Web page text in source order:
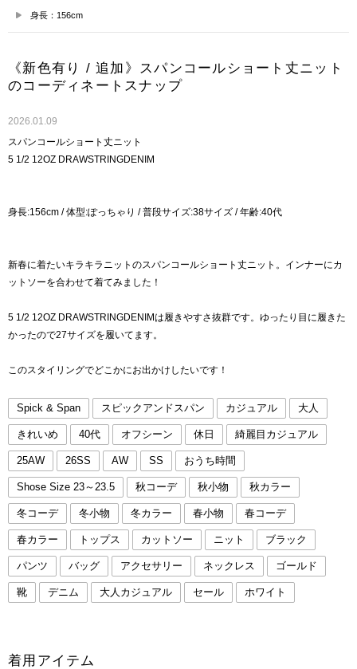
身長：156cm
《新色有り / 追加》スパンコールショート丈ニット
のコーディネートスナップ
2026.01.09
スパンコールショート丈ニット
5 1/2 12OZ DRAWSTRINGDENIM
身長:156cm / 体型:ぽっちゃり / 普段サイズ:38サイズ / 年齢:40代
新春に着たいキラキラニットのスパンコールショート丈ニット。インナーにカ
ットソーを合わせて着てみました！
5 1/2 12OZ DRAWSTRINGDENIMは履きやすさ抜群です。ゆったり目に履きた
かったので27サイズを履いてます。
このスタイリングでどこかにお出かけしたいです！
Spick & Span スピックアンドスパン カジュアル 大人
きれいめ 40代 オフシーン 休日 綺麗目カジュアル
25AW 26SS AW SS おうち時間
Shose Size 23～23.5 秋コーデ 秋小物 秋カラー
冬コーデ 冬小物 冬カラー 春小物 春コーデ
春カラー トップス カットソー ニット ブラック
パンツ バッグ アクセサリー ネックレス ゴールド
靴 デニム 大人カジュアル セール ホワイト
着用アイテム